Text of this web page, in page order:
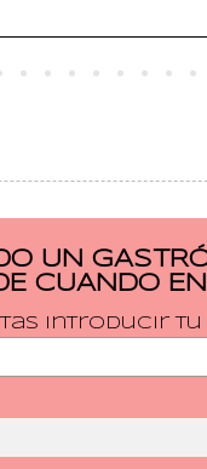
UN
CUANDO
introducir